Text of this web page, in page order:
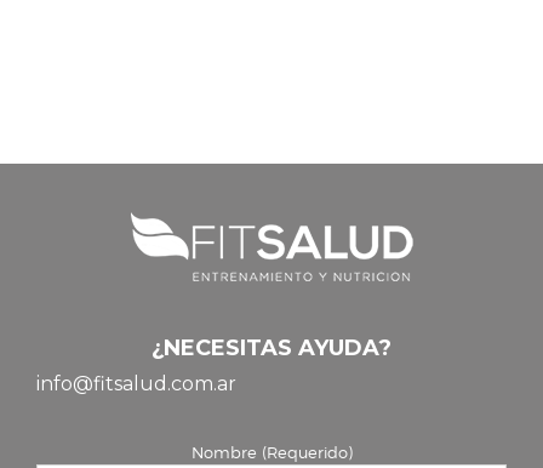
¿NECESITAS AYUDA?
info@fitsalud.com.ar
Nombre (Requerido)